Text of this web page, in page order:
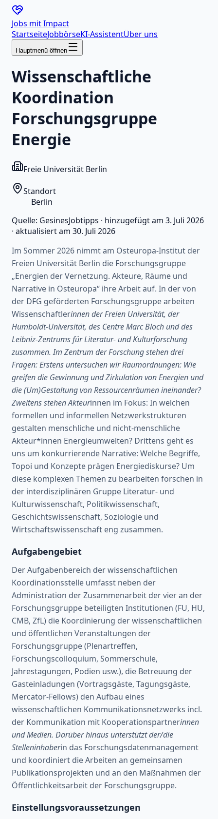
Jobs mitImpact
StartseiteJobbörseKI-AssistentÜber uns
Hauptmenü öffnen
Wissenschaftliche
Koordination
Forschungsgruppe
Energie
Freie Universität Berlin
Standort
Berlin
Quelle: GesinesJobtipps · hinzugefügt am 3. Juli 2026
· aktualisiert am 30. Juli 2026
Im Sommer 2026 nimmt am Osteuropa-Institut der
Freien Universität Berlin die Forschungsgruppe
„Energien der Vernetzung. Akteure, Räume und
Narrative in Osteuropa“ ihre Arbeit auf. In der von
der DFG geförderten Forschungsgruppe arbeiten
Wissenschaftlerinnen der Freien Universität, der
Humboldt-Universität, des Centre Marc Bloch und des
Leibniz-Zentrums für Literatur- und Kulturforschung
zusammen. Im Zentrum der Forschung stehen drei
Fragen: Erstens untersuchen wir Raumordnungen: Wie
greifen die Gewinnung und Zirkulation von Energien und
die (Um)Gestaltung von Ressourcenräumen ineinander?
Zweitens stehen Akteurinnen im Fokus: In welchen
formellen und informellen Netzwerkstrukturen
gestalten menschliche und nicht-menschliche
Akteur*innen Energieumwelten? Drittens geht es
uns um konkurrierende Narrative: Welche Begriffe,
Topoi und Konzepte prägen Energiediskurse? Um
diese komplexen Themen zu bearbeiten forschen in
der interdisziplinären Gruppe Literatur- und
Kulturwissenschaft, Politikwissenschaft,
Geschichtswissenschaft, Soziologie und
Wirtschaftswissenschaft eng zusammen.
Aufgabengebiet
Der Aufgabenbereich der wissenschaftlichen
Koordinationsstelle umfasst neben der
Administration der Zusammenarbeit der vier an der
Forschungsgruppe beteiligten Institutionen (FU, HU,
CMB, ZfL) die Koordinierung der wissenschaftlichen
und öffentlichen Veranstaltungen der
Forschungsgruppe (Plenartreffen,
Forschungscolloquium, Sommerschule,
Jahrestagungen, Podien usw.), die Betreuung der
Gasteinladungen (Vortragsgäste, Tagungsgäste,
Mercator-Fellows) den Aufbau eines
wissenschaftlichen Kommunikationsnetzwerks incl.
der Kommunikation mit Kooperationspartnerinnen
und Medien. Darüber hinaus unterstützt der/die
Stelleninhaberin das Forschungsdatenmanagement
und koordiniert die Arbeiten an gemeinsamen
Publikationsprojekten und an den Maßnahmen der
Öffentlichkeitsarbeit der Forschungsgruppe.
Einstellungsvoraussetzungen